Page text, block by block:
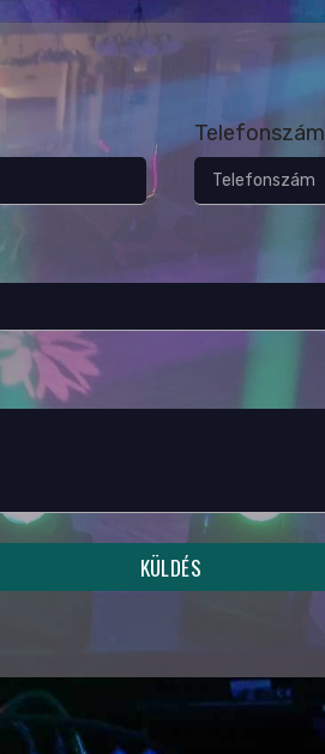
Telefonszám
KÜLDÉS